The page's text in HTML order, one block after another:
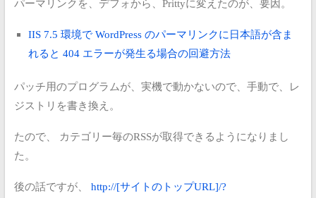
パーマリンクを、デフォから、Prittyに変えたのが、要因。
IIS 7.5 環境で WordPress のパーマリンクに日本語が含ま
れると 404 エラーが発生る場合の回避方法
パッチ用のプログラムが、実機で動かないので、手動で、レ
ジストリを書き換え。
たので、
カテゴリー毎のRSSが取得できるようになりまし
た。
後の話ですが、
http://[サイトのトップURL]/?